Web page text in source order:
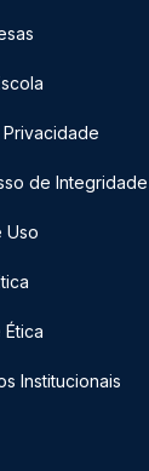
de Integridade
Uso
Institucionais